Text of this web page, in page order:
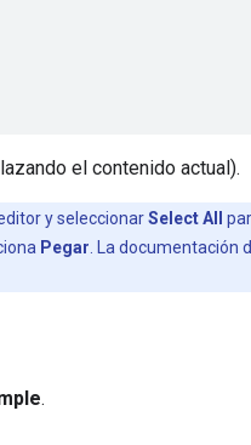
el contenido actual).
y seleccionarSelect All
Pegar . La documentación
.